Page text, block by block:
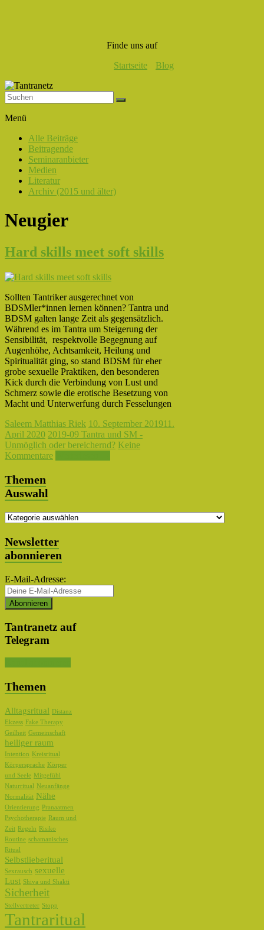
Finde uns auf
Startseite
Blog
Liebe,
Eros
Tantra
Menü
Alle Beiträge
Beitragende
Seminaranbieter
Medien
Literatur
Archiv (2015 und älter)
Neugier
Hard skills meet soft skills
Sollten Tantriker ausgerechnet von
BDSMler*innen lernen können? Tantra und
BDSM galten lange Zeit als gegensätzlich.
Während es im Tantra um Steigerung der
Sensibilität, respektvolle Begegnung auf
Augenhöhe, Achtsamkeit, Heilung und
Spiritualität ging, so stand BDSM für eher
grobe sexuelle Praktiken, den besonderen
Kick durch die Verbindung von Lust und
Schmerz sowie die erotische Besetzung von
Macht und Unterwerfung durch Fesselungen
Saleem Matthias Riek 10. September 201911.
April 2020 2019-09 Tantra und SM -
Unmöglich oder bereichernd? Keine
Kommentare
Themen
Auswahl
Themen
Newsletter
abonnieren
E-Mail-Adresse:
Tantranetz auf
Telegram
Themen
Alltagsritual Distanz
Ekzess Fake Therapy
Geilheit Gemeinschaft
heiliger raum
Intention
Kreisritual
Körpersprache Körper
und Seele Mitgefühl
Naturritual Neuanfänge
Normalität Nähe
Orientierung
Pranaatmen
Psychotherapie Raum und
Zeit Regeln
Risiko
Routine schamanisches
Ritual
Selbstlieberitual
Sexrausch sexuelle
Lust Shiva und Shakti
Sicherheit
Stellvertreter Stopp
Tantraritual